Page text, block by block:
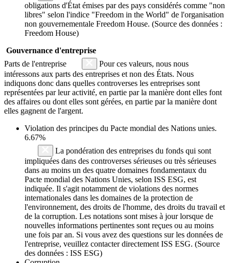
obligations d'État émises par des pays considérés comme "non
libres" selon l'indice "Freedom in the World" de l'organisation
non gouvernementale Freedom House. (Source des données :
Freedom House)
Gouvernance d'entreprise
Parts de l'entreprise
Pour ces valeurs, nous nous
intéressons aux parts des entreprises et non des États. Nous
indiquons donc dans quelles controverses les entreprises sont
représentées par leur activité, en partie par la manière dont elles font
des affaires ou dont elles sont gérées, en partie par la manière dont
elles gagnent de l'argent.
Violation des principes du Pacte mondial des Nations unies.
6.67%
La pondération des entreprises du fonds qui sont
impliquées dans des controverses sérieuses ou très sérieuses
dans au moins un des quatre domaines fondamentaux du
Pacte mondial des Nations Unies, selon ISS ESG, est
indiquée. Il s'agit notamment de violations des normes
internationales dans les domaines de la protection de
l'environnement, des droits de l'homme, des droits du travail et
de la corruption. Les notations sont mises à jour lorsque de
nouvelles informations pertinentes sont reçues ou au moins
une fois par an. Si vous avez des questions sur les données de
l'entreprise, veuillez contacter directement ISS ESG. (Source
des données : ISS ESG)